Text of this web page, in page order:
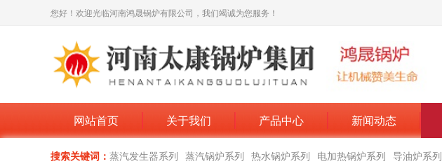
您好！欢迎光临河南鸿晟锅炉有限公司，我们竭诚为您服务！
网站首页 关于我们 产品中心 新闻动态
搜索关键词： 蒸汽发生器系列 蒸汽锅炉系列 热水锅炉系列 电加热锅炉系列 导油炉系列